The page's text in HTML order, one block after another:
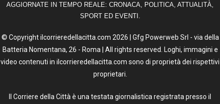
AGGIORNATE IN TEMPO REALE: CRONACA, POLITICA, ATTUALITÀ,
SPORT ED EVENTI.
© Copyright ilcorrieredellacitta.com 2026 | Gfg Powerweb Srl - via della
Batteria Nomentana, 26 - Roma | All rights reserved. Loghi, immagini e
video contenuti in ilcorrieredellacitta.com sono di proprietà dei rispettivi
proprietari.
Il Corriere della Città è una testata giornalistica registrata presso il